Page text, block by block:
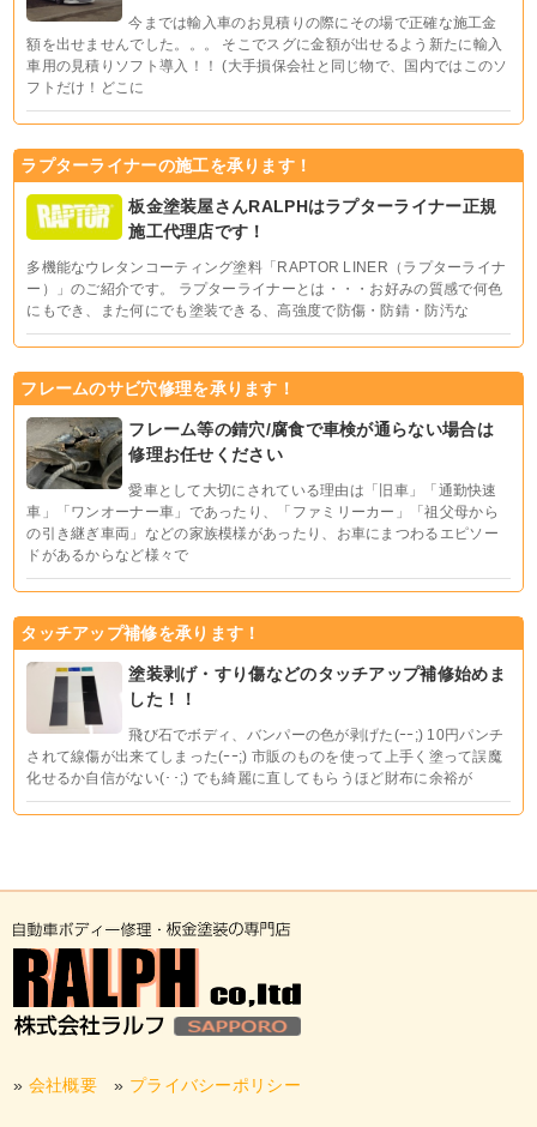
今までは輸入車のお見積りの際にその場で正確な施工金
額を出せませんでした。。。 そこでスグに金額が出せるよう新たに輸入
車用の見積りソフト導入！！ (大手損保会社と同じ物で、国内ではこのソ
フトだけ！どこに
ラプターライナーの施工を承ります！
板金塗装屋さんRALPHはラプターライナー正規
施工代理店です！
多機能なウレタンコーティング塗料「RAPTOR LINER（ラプターライナ
ー）」のご紹介です。 ラプターライナーとは・・・お好みの質感で何色
にもでき、また何にでも塗装できる、高強度で防傷・防錆・防汚な
フレームのサビ穴修理を承ります！
フレーム等の錆穴/腐食で車検が通らない場合は
修理お任せください
愛車として大切にされている理由は「旧車」「通勤快速
車」「ワンオーナー車」であったり、「ファミリーカー」「祖父母から
の引き継ぎ車両」などの家族模様があったり、お車にまつわるエピソー
ドがあるからなど様々で
タッチアップ補修を承ります！
塗装剥げ・すり傷などのタッチアップ補修始めま
した！！
飛び石でボディ、バンパーの色が剥げた(ｰｰ;) 10円パンチ
されて線傷が出来てしまった(ｰｰ;) 市販のものを使って上手く塗って誤魔
化せるか自信がない(･･;) でも綺麗に直してもらうほど財布に余裕が
» 会社概要 » プライバシーポリシー